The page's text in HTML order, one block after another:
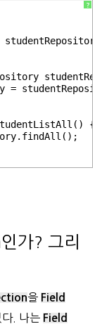
?
=
{
가? 그리
을 Field
다. 나는 Field